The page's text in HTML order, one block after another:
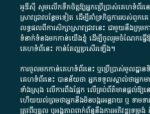
អូឌីស៊ី សូមលើកទឹកចិត្តឱ្យអ្នកប្រើប្រាស់គេហទំព័រនេ
ស្រាវជ្រាវបន្ថែមទៀត ដើម្បីគាំទ្រកិច្ចការ​របស់ពួក
លទ្ធផលពីការសិក្សាស្រាវជ្រាវនេះ ជាមួយនឹងក្រុម
ទំនាក់ទំនងមកកាន់យើងខ្ញុំ ដើម្បីចូលរួមចំណែកធ្វ
គេហទំព័នេះ កាន់តែល្អប្រសើរឡើង។
ការចូលមកកាន់គេហទំព័រនេះ ឬប្រើប្រាស់មូលដ្ឋា
គេហទំព័រនេះ បានន័យថា អ្នកទទួលស្គាល់ថាអ្នក
ទាំងស្រុង លើការពឹងផ្អែក លើគ្រប់ព័ត៌មានផ្តល់ឱ្យ
ហើយយល់ព្រមថាអ្នកនឹងមិនបង្ករអន្តរាយ ឬ ទាមទ
ត្រូវពីបុគ្គល ឬអង្គភាពពាក់ព័ន្ធនឹងការអភិវឌ្ឍទម្រ